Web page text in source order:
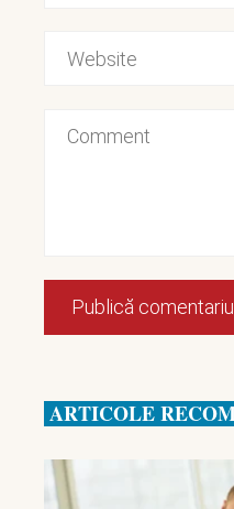
ARTICOLE